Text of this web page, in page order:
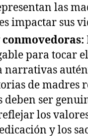
las
impactar sus
para tocar el
narrativas
de madres
deben ser
los
y los